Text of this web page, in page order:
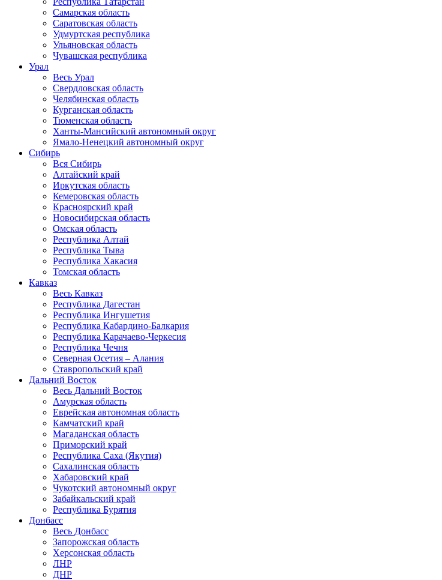
Самарская область
Саратовская область
Удмуртская республика
Ульяновская область
Чувашская республика
Урал
Весь Урал
Свердловская область
Челябинская область
Курганская область
Тюменская область
Ханты-Мансийский автономный округ
Ямало-Ненецкий автономный округ
Сибирь
Вся Сибирь
Алтайский край
Иркутская область
Кемеровская область
Красноярский край
Новосибирская область
Омская область
Республика Алтай
Республика Тыва
Республика Хакасия
Томская область
Кавказ
Весь Кавказ
Республика Дагестан
Республика Ингушетия
Республика Кабардино-Балкария
Республика Карачаево-Черкесия
Республика Чечня
Северная Осетия – Алания
Ставропольский край
Дальний Восток
Весь Дальний Восток
Амурская область
Еврейская автономная область
Камчатский край
Магаданская область
Приморский край
Республика Саха (Якутия)
Сахалинская область
Хабаровский край
Чукотский автономный округ
Забайкальский край
Республика Бурятия
Донбасс
Весь Донбасс
Запорожская область
Херсонская область
ЛНР
ДНР